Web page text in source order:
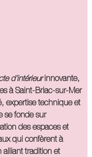
d'intérieurinnovante,
à Saint-Briac-sur-Mer
expertise technique et
se fonde sur
des espaces et
qui confèrent à
tradition et